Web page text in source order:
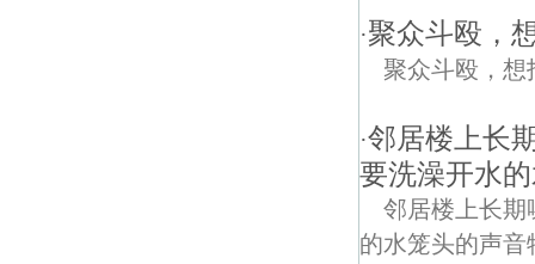
·聚众斗殴，
聚众斗殴，想
·邻居楼上长
要洗澡开水
邻居楼上长期
的水笼头的声